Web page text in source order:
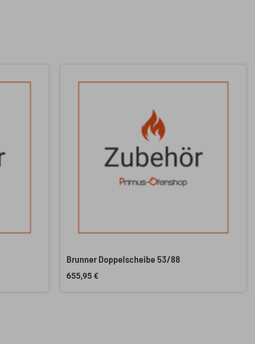
Brunner Doppelscheibe 53/88
655,95€